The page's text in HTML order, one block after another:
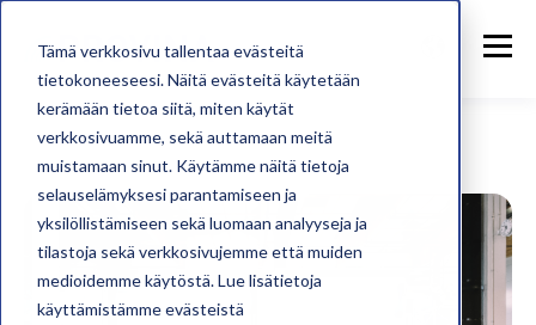
Tämä verkkosivu tallentaa evästeitä
tietokoneeseesi. Näitä evästeitä käytetään
kerämään tietoa siitä, miten käytät
verkkosivuamme, sekä auttamaan meitä
muistamaan sinut. Käytämme näitä tietoja
selauselämyksesi parantamiseen ja
yksilöllistämiseen sekä luomaan analyyseja ja
tilastoja sekä verkkosivujemme että muiden
medioidemme käytöstä. Lue lisätietoja
käyttämistämme evästeistä